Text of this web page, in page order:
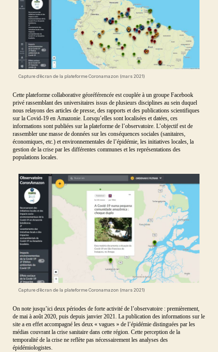
Capture d’écran de la plateforme Coronamazon (mars 2021)
Cette plateforme collaborative géoréférencée est couplée à un groupe Facebook
privé rassemblant des universitaires issus de plusieurs disciplines au sein duquel
nous relayons des articles de presse, des rapports et des publications scientifiques
sur la Covid-19 en Amazonie. Lorsqu’elles sont localisées et datées, ces
informations sont publiées sur la plateforme de l’observatoire. L’objectif est de
rassembler une masse de données sur les conséquences sociales (sanitaires,
économiques, etc.) et environnementales de l’épidémie, les initiatives locales, la
gestion de la crise par les différentes communes et les représentations des
populations locales.
Capture d’écran de la plateforme Coronamazon (mars 2021)
On note jusqu’ici deux périodes de forte activité de l’observatoire : premièrement,
de mai à août 2020, puis depuis janvier 2021. La publication des informations sur le
site a en effet accompagné les deux « vagues » de l’épidémie distinguées par les
médias couvrant la crise sanitaire dans cette région. Cette perception de la
temporalité de la crise ne reflète pas nécessairement les analyses des
épidémiologistes.